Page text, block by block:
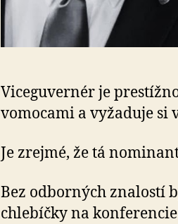
Viceguvernér je
vo­mo­ca­mi a vyžaduje si
Je zrejmé, že tá
Bez odborných znalostí
chlebíčky na